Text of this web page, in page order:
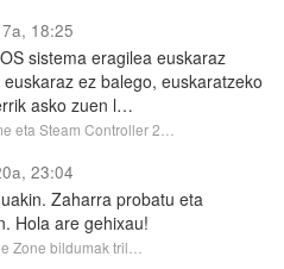
18:25
sistema eragilea euskaraz
ez balego, euskaratzeko
asko zuen l…
eta Steam Controller 2…
23:04
Zaharra probatu eta
Hola are gehixau!
Zone bildumak tril…